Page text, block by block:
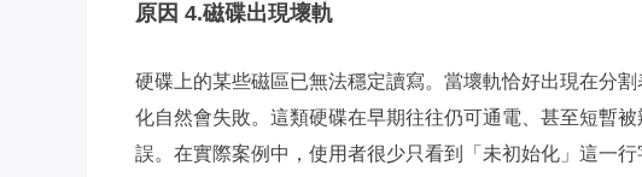
原因 4.磁碟出現壞軌
硬碟上的某些磁區已無法穩定讀寫。當壞軌恰好出現在分
化自然會失敗。這類硬碟在早期往往仍可通電、甚至短暫
誤。在實際案例中，使用者很少只看到「未初始化」這一